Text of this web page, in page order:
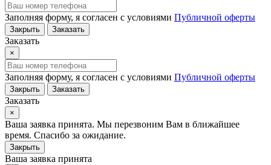
Заполняя форму, я согласен с условиями Публичной оферты
Закрыть Заказать
Заказать
×
Заполняя форму, я согласен с условиями Публичной оферты
Закрыть Заказать
Заказать
×
Ваша заявка принята. Мы перезвоним Вам в ближайшее
время. Спасибо за ожидание.
Закрыть
Ваша заявка принята